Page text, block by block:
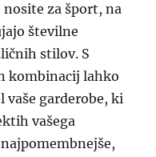
nosite za šport, na
številne
stilov. S
kombinacij lahko
vaše garderobe, ki
vašega